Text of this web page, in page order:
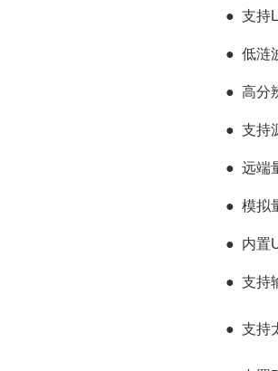
● 支持
● 低涟
● 高分
● 支持
● 远端
● 模拟
● 内置
● 支持
● 支持